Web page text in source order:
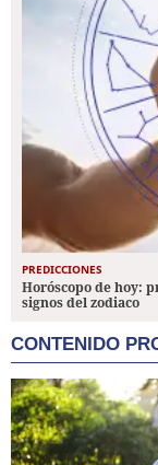
PREDICCIONES
Horóscopo de hoy:
signos del zodiaco
CONTENIDO